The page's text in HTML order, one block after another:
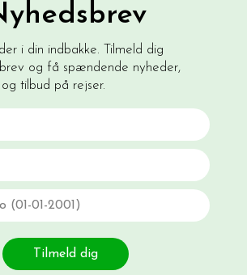
i din indbakke. Tilmeld dig
og få spændende nyheder,
tilbud på rejser.
Tilmeld dig